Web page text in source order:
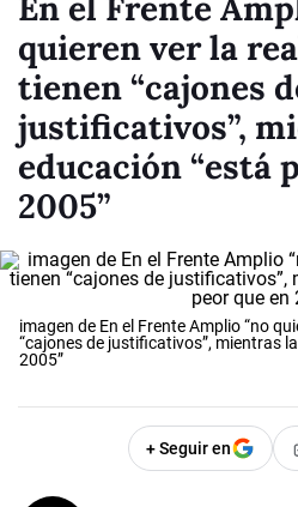
quieren ver la
tienen “cajones
justificativos”,
educación “está
2005”
imagen de En el Frente Amplio “no
“cajones de justificativos”, mientras
2005”
+ Seguir en